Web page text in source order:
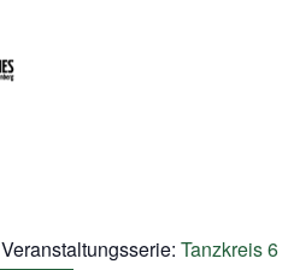
Veranstaltungsserie: Tanzkreis 6